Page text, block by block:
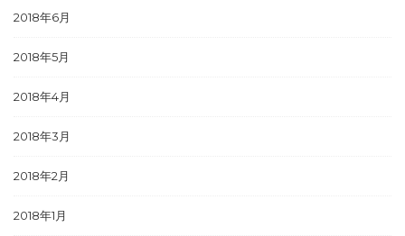
2018年6月
2018年5月
2018年4月
2018年3月
2018年2月
2018年1月